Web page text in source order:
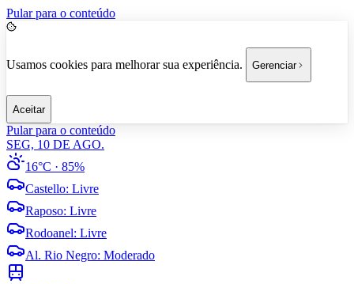
Pular para o conteúdo
Usamos cookies para melhorar sua experiência. Gerenciar
Aceitar
Pular para o conteúdo
SEG, 10 DE AGO.
16°C · 85%
Castello: Livre
Raposo: Livre
Rodoanel: Livre
Al. Rio Negro: Moderado